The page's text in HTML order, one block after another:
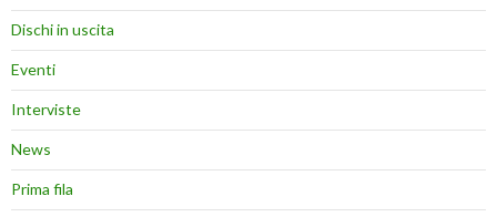
Dischi in uscita
Eventi
Interviste
News
Prima fila